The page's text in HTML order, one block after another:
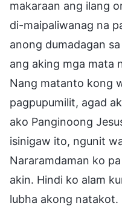
makaraan ang ilang
di-maipaliwanag na
anong dumadagan
ang aking mga mata
Nang matanto kong
pagpupumilit, agad
ako Panginoong
isinigaw ito, ngunit
Nararamdaman ko
akin. Hindi ko alam
lubha akong natakot.